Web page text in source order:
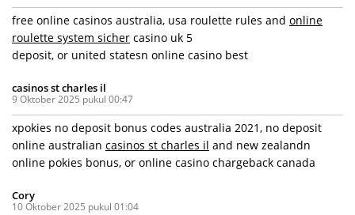
free online casinos australia, usa roulette rules and online
roulette system sicher casino uk 5
deposit, or united statesn online casino best
casinos st charles il
9 Oktober 2025 pukul 00:47
xpokies no deposit bonus codes australia 2021, no deposit
online australian casinos st charles il and new zealandn
online pokies bonus, or online casino chargeback canada
Cory
10 Oktober 2025 pukul 01:04